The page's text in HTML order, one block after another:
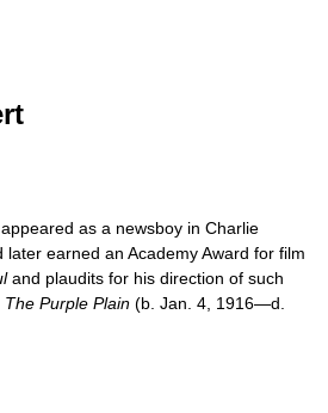
as a newsboy in Charlie
later earned an Academy Award for film
and plaudits for his direction of such
The Purple Plain (b. Jan. 4, 1916—d.